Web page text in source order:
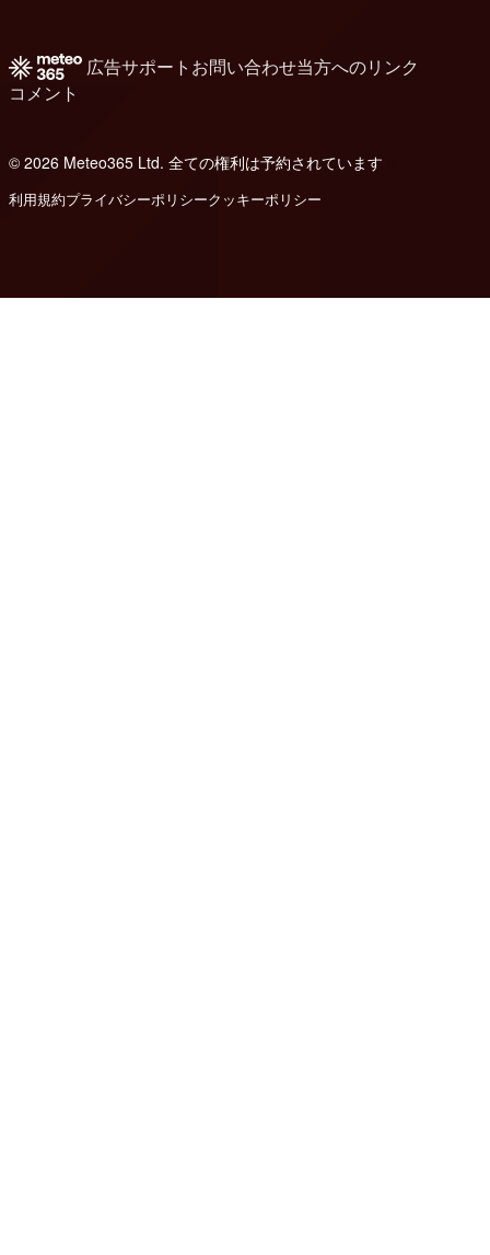
広告サポート お問い合わせ当方へのリンク
コメント
© 2026 Meteo365 Ltd. 全ての権利は予約されています
利用規約プライバシーポリシークッキーポリシー